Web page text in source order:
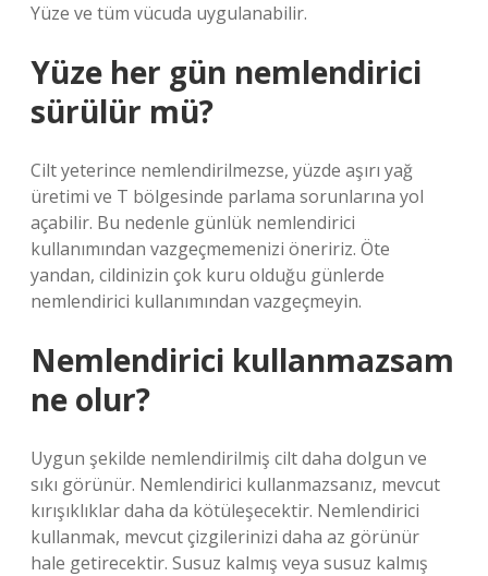
Yüze ve tüm vücuda uygulanabilir.
Yüze her gün nemlendirici
sürülür mü?
Cilt yeterince nemlendirilmezse, yüzde aşırı yağ
üretimi ve T bölgesinde parlama sorunlarına yol
açabilir. Bu nedenle günlük nemlendirici
kullanımından vazgeçmemenizi öneririz. Öte
yandan, cildinizin çok kuru olduğu günlerde
nemlendirici kullanımından vazgeçmeyin.
Nemlendirici kullanmazsam
ne olur?
Uygun şekilde nemlendirilmiş cilt daha dolgun ve
sıkı görünür. Nemlendirici kullanmazsanız, mevcut
kırışıklıklar daha da kötüleşecektir. Nemlendirici
kullanmak, mevcut çizgilerinizi daha az görünür
hale getirecektir. Susuz kalmış veya susuz kalmış